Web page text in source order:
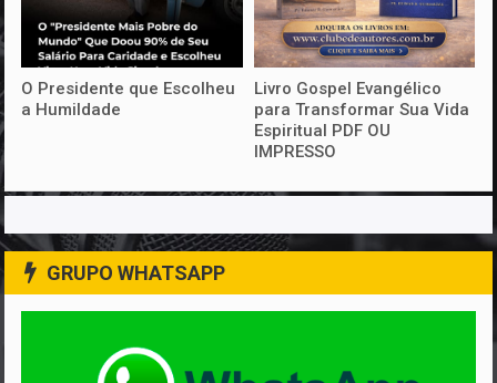
O Presidente que Escolheu
a Humildade
Livro Gospel Evangélico
para Transformar Sua Vida
Espiritual PDF OU
IMPRESSO
GRUPO WHATSAPP